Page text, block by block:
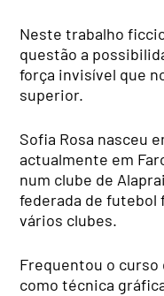
Neste trabalho
questão a
força invisível que
superior.
Sofia Rosa nasceu
actualmente em
num clube de
federada de
vários clubes.
Frequentou o curso
como técnica